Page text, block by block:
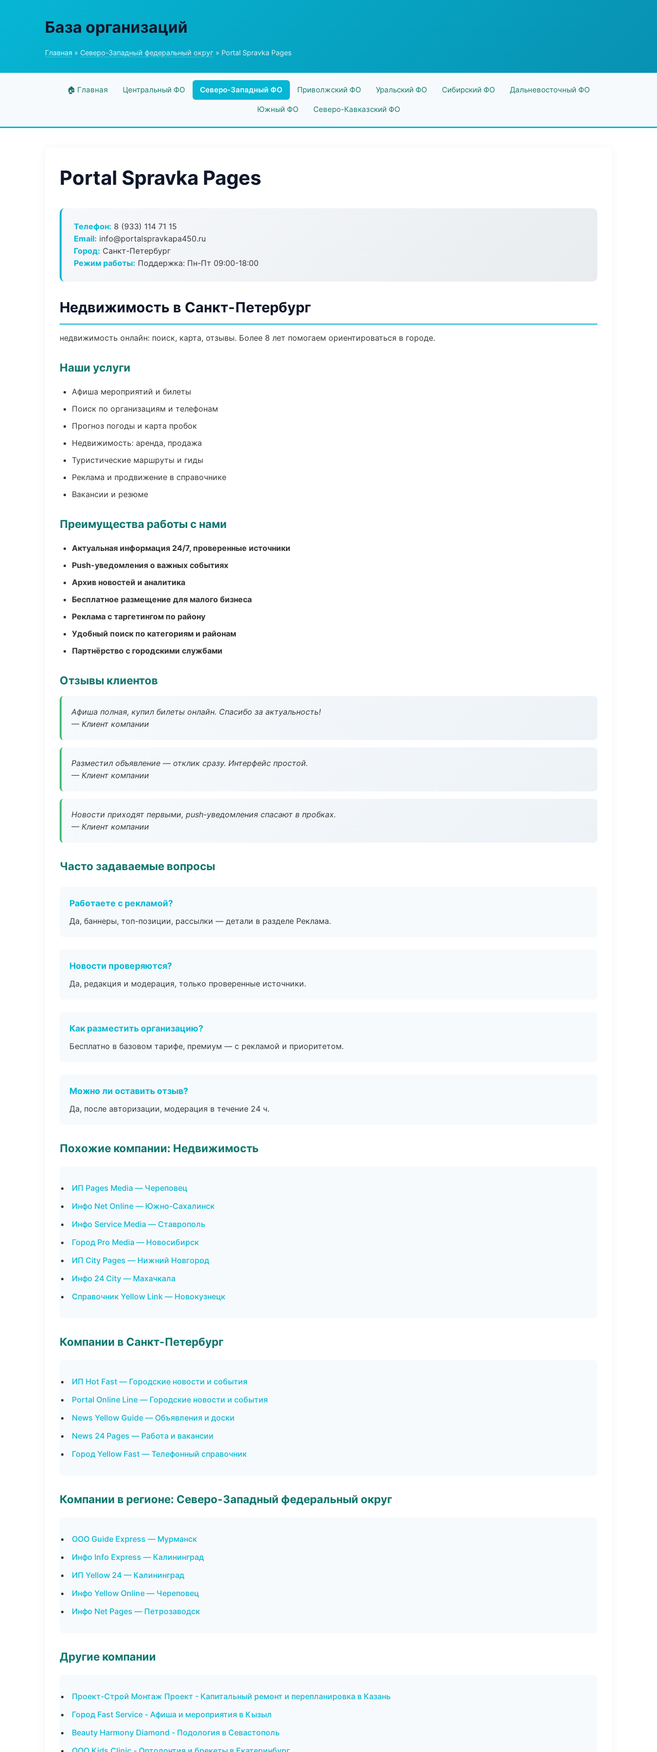
База организаций
Главная » Северо-Западный федеральный округ » Portal Spravka Pages
🏠 Главная Центральный ФО Северо-Западный ФО Приволжский ФО Уральский ФО Сибирский ФО Дальневосточный ФО
Южный ФО Северо-Кавказский ФО
Portal Spravka Pages
Телефон: 8 (933) 114 71 15
Email: info@portalspravkapa450.ru
Город: Санкт-Петербург
Режим работы: Поддержка: Пн-Пт 09:00-18:00
Недвижимость в Санкт-Петербург
недвижимость онлайн: поиск, карта, отзывы. Более 8 лет помогаем ориентироваться в городе.
Наши услуги
Афиша мероприятий и билеты
Поиск по организациям и телефонам
Прогноз погоды и карта пробок
Недвижимость: аренда, продажа
Туристические маршруты и гиды
Реклама и продвижение в справочнике
Вакансии и резюме
Преимущества работы с нами
Актуальная информация 24/7, проверенные источники
Push-уведомления о важных событиях
Архив новостей и аналитика
Бесплатное размещение для малого бизнеса
Реклама с таргетингом по району
Удобный поиск по категориям и районам
Партнёрство с городскими службами
Отзывы клиентов
Афиша полная, купил билеты онлайн. Спасибо за актуальность!
— Клиент компании
Разместил объявление — отклик сразу. Интерфейс простой.
— Клиент компании
Новости приходят первыми, push-уведомления спасают в пробках.
— Клиент компании
Часто задаваемые вопросы
Работаете с рекламой?
Да, баннеры, топ-позиции, рассылки — детали в разделе Реклама.
Новости проверяются?
Да, редакция и модерация, только проверенные источники.
Как разместить организацию?
Бесплатно в базовом тарифе, премиум — с рекламой и приоритетом.
Можно ли оставить отзыв?
Да, после авторизации, модерация в течение 24 ч.
Похожие компании: Недвижимость
ИП Pages Media — Череповец
Инфо Net Online — Южно-Сахалинск
Инфо Service Media — Ставрополь
Город Pro Media — Новосибирск
ИП City Pages — Нижний Новгород
Инфо 24 City — Махачкала
Справочник Yellow Link — Новокузнецк
Компании в Санкт-Петербург
ИП Hot Fast — Городские новости и события
Portal Online Line — Городские новости и события
News Yellow Guide — Объявления и доски
News 24 Pages — Работа и вакансии
Город Yellow Fast — Телефонный справочник
Компании в регионе: Северо-Западный федеральный округ
ООО Guide Express — Мурманск
Инфо Info Express — Калининград
ИП Yellow 24 — Калининград
Инфо Yellow Online — Череповец
Инфо Net Pages — Петрозаводск
Другие компании
Проект-Строй Монтаж Проект - Капитальный ремонт и перепланировка в Казань
Город Fast Service - Афиша и мероприятия в Кызыл
Beauty Harmony Diamond - Подология в Севастополь